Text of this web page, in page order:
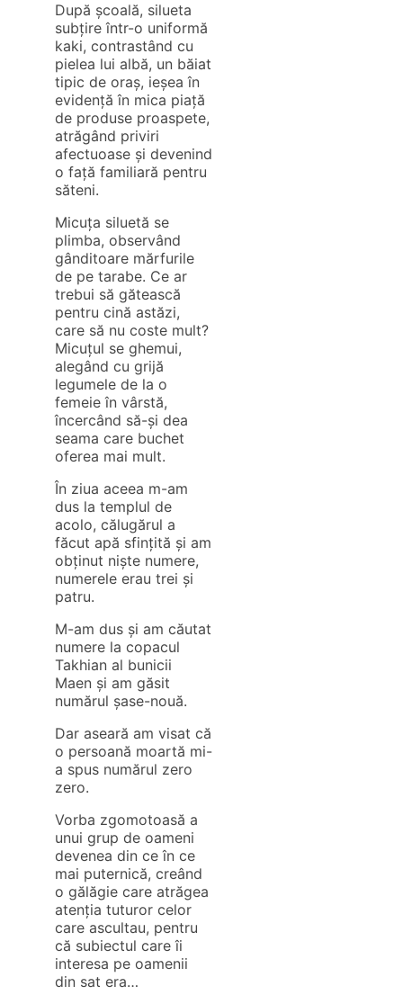
După școală, silueta
subțire într-o uniformă
kaki, contrastând cu
pielea lui albă, un băiat
tipic de oraș, ieșea în
evidență în mica piață
de produse proaspete,
atrăgând priviri
afectuoase și devenind
o față familiară pentru
săteni.
Micuța siluetă se
plimba, observând
gânditoare mărfurile
de pe tarabe. Ce ar
trebui să gătească
pentru cină astăzi,
care să nu coste mult?
Micuțul se ghemui,
alegând cu grijă
legumele de la o
femeie în vârstă,
încercând să-și dea
seama care buchet
oferea mai mult.
În ziua aceea m-am
dus la templul de
acolo, călugărul a
făcut apă sfințită și am
obținut niște numere,
numerele erau trei și
patru.
M-am dus și am căutat
numere la copacul
Takhian al bunicii
Maen și am găsit
numărul șase-nouă.
Dar aseară am visat că
o persoană moartă mi-
a spus numărul zero
zero.
Vorba zgomotoasă a
unui grup de oameni
devenea din ce în ce
mai puternică, creând
o gălăgie care atrăgea
atenția tuturor celor
care ascultau, pentru
că subiectul care îi
interesa pe oamenii
din sat era…